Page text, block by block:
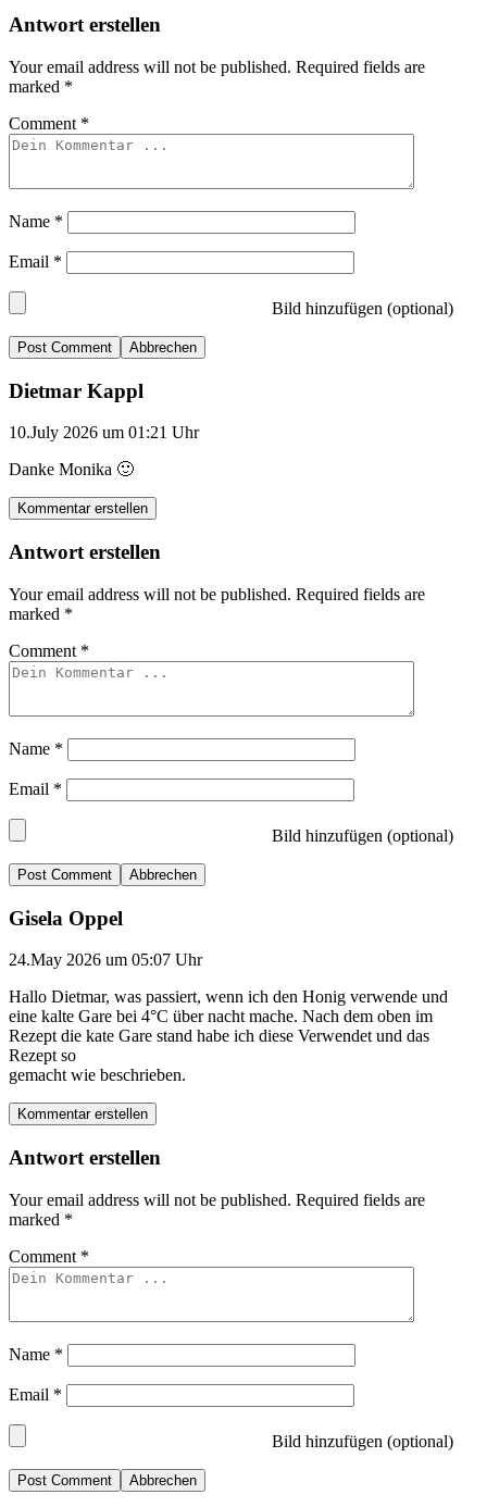
Antwort erstellen
Your email address will not be published. Required fields are
marked *
Comment *
Name *
Email *
Bild hinzufügen (optional)
Abbrechen
Dietmar Kappl
10.July 2026 um 01:21 Uhr
Danke Monika 🙂
Kommentar erstellen
Antwort erstellen
Your email address will not be published. Required fields are
marked *
Comment *
Name *
Email *
Bild hinzufügen (optional)
Abbrechen
Gisela Oppel
24.May 2026 um 05:07 Uhr
Hallo Dietmar, was passiert, wenn ich den Honig verwende und
eine kalte Gare bei 4°C über nacht mache. Nach dem oben im
Rezept die kate Gare stand habe ich diese Verwendet und das
Rezept so
gemacht wie beschrieben.
Kommentar erstellen
Antwort erstellen
Your email address will not be published. Required fields are
marked *
Comment *
Name *
Email *
Bild hinzufügen (optional)
Abbrechen